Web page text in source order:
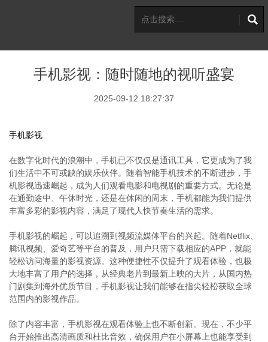
手机影视：随时随地的视听盛宴
2025-09-12 18:27:37
手机影视
在数字化时代的浪潮中，手机已不仅仅是通讯工具，它更成为了我
们生活中不可或缺的娱乐伙伴。随着智能手机技术的不断进步，手
机影视迅速崛起，成为人们观看电影和电视剧的重要方式。无论是
在通勤途中、午休时光，还是在休闲的周末，手机都能为我们提供
丰富多彩的影视内容，满足了现代人快节奏生活的需求。
手机影视的崛起，可以追溯到视频流媒体平台的兴起。随着Netflix、
腾讯视频、爱奇艺等平台的普及，用户只需下载相应的APP，就能
轻松访问海量的影视资源。这种便捷性不仅提升了观看体验，也极
大地丰富了用户的选择，从经典老片到最新上映的大片，从国内热
门剧集到海外优质节目，手机影视让我们能够在指尖轻松获取全球
范围内的影视作品。
除了内容丰富，手机影视在观看体验上也不断创新。现在，不少平
台开始推出高清画质和杜比音效，确保用户在小屏幕上也能享受到